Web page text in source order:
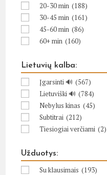
20-30 min (188)
30-45 min (161)
45-60 min (86)
60+ min (160)
Lietuvių kalba:
Įgarsinti 🔊 (567)
Lietuviški 🔊 (784)
Nebylus kinas (45)
Subtitrai (212)
Tiesiogiai verčiami (2)
Užduotys:
Su klausimais (193)